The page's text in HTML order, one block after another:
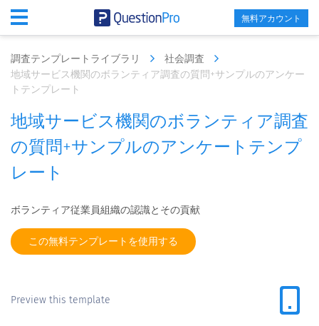
無料アカウント
調査テンプレートライブラリ
社会調査
地域サービス機関のボランティア調査の質問+サンプルのアンケー
トテンプレート
地域サービス機関のボランティア調査
の質問+サンプルのアンケートテンプ
レート
ボランティア従業員組織の認識とその貢献
この無料テンプレートを使用する
Preview this template